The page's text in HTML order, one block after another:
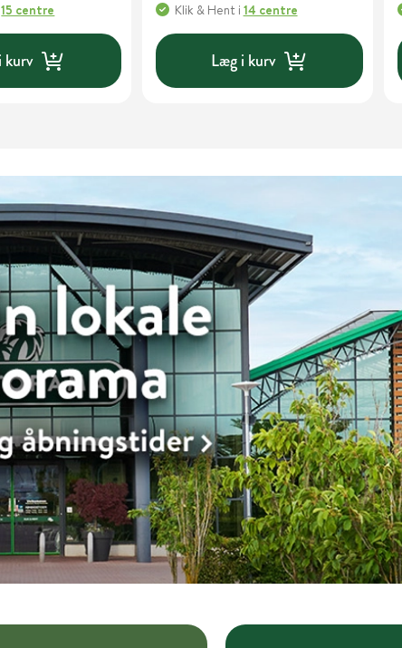
15 centre
kurv
Klik & Hent i 14 centre
Læg i kurv